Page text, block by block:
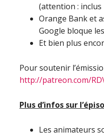
(attention : inclus
Orange Bank et
Google bloque
Et bien plus
Pour soutenir
http://patreon.com/
Plus d’infos sur
Les animateurs